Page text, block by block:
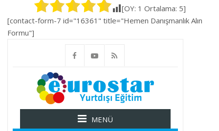
[OY: 1 Ortalama: 5]
[contact-form-7 id="16361" title="Hemen Danışmanlık Alın
Formu"]